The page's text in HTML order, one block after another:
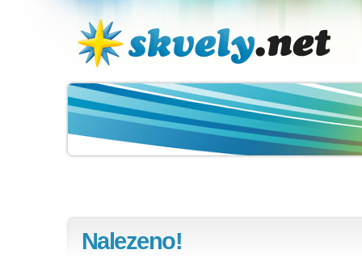
skvely.net
Nalezeno!